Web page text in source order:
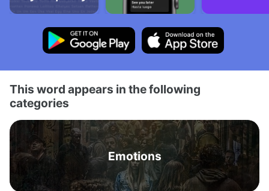
This word appears in the following
categories
Emotions